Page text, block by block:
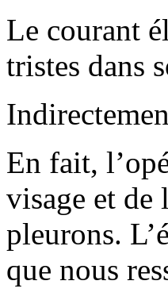
Le courant
tristes dans
En fait,
visage et de
pleurons.
que nous